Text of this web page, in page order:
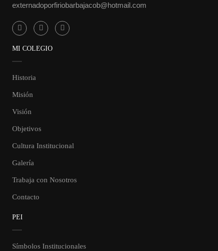
externadoporfiriobarbajacob@hotmail.com
MI COLEGIO
Historia
Misión
Visión
Objetivos
Cultura Institucional
Galería
Trabaja con Nosotros
Contacto
PEI
Símbolos Institucionales